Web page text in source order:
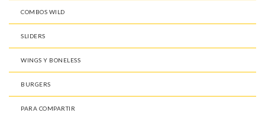
COMBOS WILD
SLIDERS
WINGS Y BONELESS
BURGERS
PARA COMPARTIR